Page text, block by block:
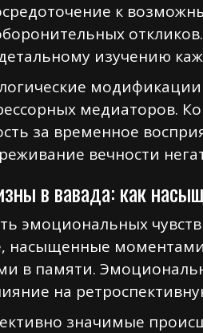
к
изучению
модификации
медиаторов.
за временное
вечности
в вавада: как
эмоциональных
моментами
в памяти.
на
значимые